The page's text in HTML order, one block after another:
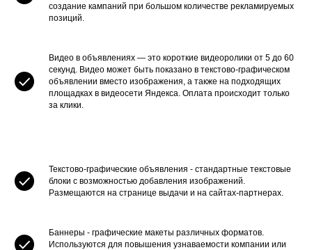
создание кампаний при большом количестве рекламируемых
позиций.
Видео в объявлениях — это короткие видеоролики от 5 до 60
секунд. Видео может быть показано в текстово-графическом
объявлении вместо изображения, а также на подходящих
площадках в видеосети Яндекса. Оплата происходит только
за клики.
Текстово-графические объявления - стандартные текстовые
блоки с возможностью добавления изображений.
Размещаются на странице выдачи и на сайтах-партнерах.
Баннеры - графические макеты различных форматов.
Используются для повышения узнаваемости компании или